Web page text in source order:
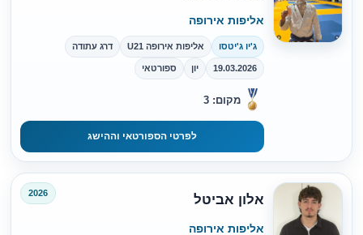
אליפות אירופה
ג'יו ג'יטסו אליפות אירופה U21 דרג עתודה
19.03.2026 יון ספורטאי
מקום: 3
לפרטי הספורטאי וההישג
אלון אביטל 2026
אליפות אירופה